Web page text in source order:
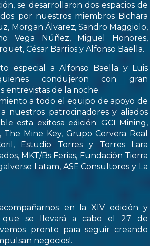
se desarrollaron dos espacios de
por nuestros miembros Bichara
Morgan Álvarez, Sandro Maggiolo,
Vega Núñez, Miguel Honores,
César Barrios y Alfonso Baella.
especial a Alfonso Baella y Luis
condujeron con gran
entrevistas de la noche.
a todo el equipo de apoyo de
nuestros patrocinadores y aliados
esta exitosa edición: GCI Mining,
The Mine Key, Grupo Cervera Real
Estudio Torres y Torres Lara
MKT/Bs Ferias, Fundación Tierra
Latam, ASE Consultores y La
en la XIV edición y
que se llevará a cabo el 27 de
vemos pronto para seguir creando
negocios!.